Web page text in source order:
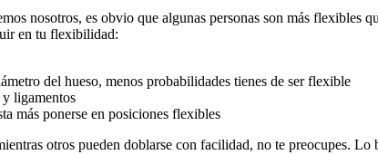
nosotros, es obvio que algunas personas son más flexibles
en tu flexibilidad:
del hueso, menos probabilidades tienes de ser flexible
y ligamentos
más ponerse en posiciones flexibles
otros pueden doblarse con facilidad, no te preocupes. Lo